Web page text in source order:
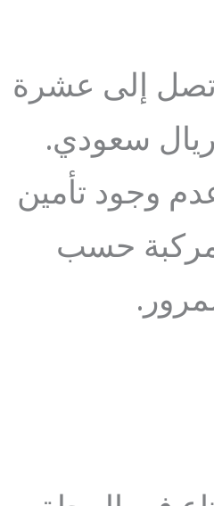
تصل إلى عشرة
ريال سعودي.
وجود تأمين
حسب